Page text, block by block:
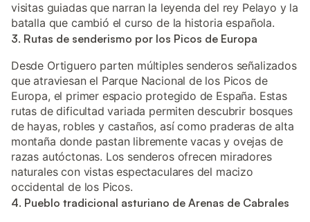
visitas guiadas que narran la leyenda del rey Pelayo y la
batalla que cambió el curso de la historia española.
3. Rutas de senderismo por los Picos de Europa
Desde Ortiguero parten múltiples senderos señalizados
que atraviesan el Parque Nacional de los Picos de
Europa, el primer espacio protegido de España. Estas
rutas de dificultad variada permiten descubrir bosques
de hayas, robles y castaños, así como praderas de alta
montaña donde pastan libremente vacas y ovejas de
razas autóctonas. Los senderos ofrecen miradores
naturales con vistas espectaculares del macizo
occidental de los Picos.
4. Pueblo tradicional asturiano de Arenas de Cabrales